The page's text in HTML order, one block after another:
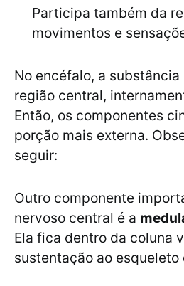
Participa também da
movimentos e
No encéfalo, a
região central,
Então, os componentes
porção mais externa.
seguir:
Outro componente
nervoso central é a
Ela fica dentro da coluna
sustentação ao esqueleto